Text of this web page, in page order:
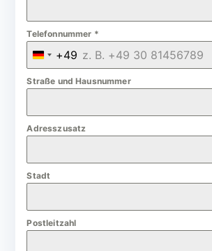
Telefonnummer *
G
e
m
a
y
+49
Straße und Hausnummer
Adresszusatz
Stadt
Postleitzahl